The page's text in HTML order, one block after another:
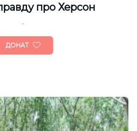
про Херсон
ДОНАТ